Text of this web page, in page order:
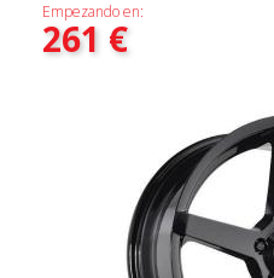
Empezando en:
261 €